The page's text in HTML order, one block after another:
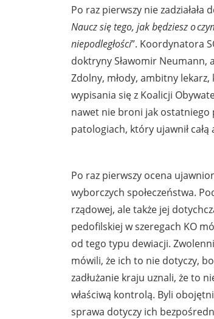
Po raz pierwszy nie zadziałała
Naucz się tego, jak będziesz o
niepodległości”. Koordynatora
doktryny Sławomir Neumann,
Zdolny, młody, ambitny lekarz,
wypisania się z Koalicji
nawet nie broni jak ostatniego
patologiach, który ujawnił
Po raz pierwszy ocena
wyborczych społeczeństwa.
rządowej, ale także jej
pedofilskiej w szeregach KO
od tego typu dewiacji.
mówili, że ich to nie dotyczy,
zadłużanie kraju uznali, że to
właściwą kontrolą. Byli
sprawa dotyczy ich